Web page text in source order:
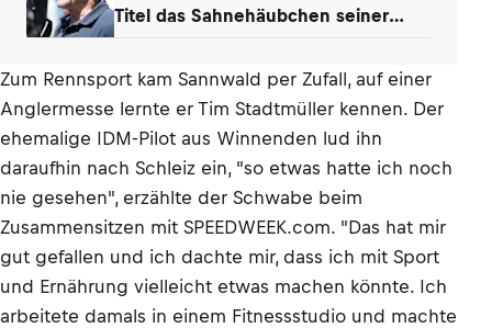
Titel das Sahnehäubchen seiner
Zum Rennsport kam Sannwald per Zufall, auf einer
Anglermesse lernte er Tim Stadtmüller kennen. Der
ehemalige IDM-Pilot aus Winnenden lud ihn
daraufhin nach Schleiz ein, "so etwas hatte ich noch
nie gesehen", erzählte der Schwabe beim
Zusammensitzen mit SPEEDWEEK.com. "Das hat mir
gut gefallen und ich dachte mir, dass ich mit Sport
und Ernährung vielleicht etwas machen könnte. Ich
arbeitete damals in einem Fitnessstudio und machte